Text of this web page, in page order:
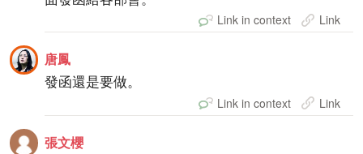
Link in context Link
唐鳳
發函還是要做。
Link in context Link
張文櫻